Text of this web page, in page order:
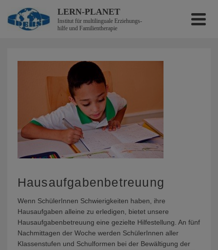
LERN-PLANET
Institut für multilinguale Erzieh­ungs­
hilfe und Familientherapie
Hausaufgabenbetreuung
Wenn SchülerInnen Schwierigkeiten haben, ihre
Hausaufgaben alleine zu erledigen, bietet unsere
Hausaufgabenbetreuung eine gezielte Hilfestellung. An fünf
Nachmittagen der Woche werden SchülerInnen aller
Klassenstufen und Schulformen bei der Bewältigung der